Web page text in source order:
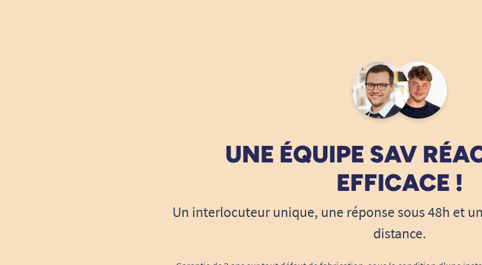
UNE ÉQUIPE SAV
EFFICACE !
Un interlocuteur unique, une réponse sous 48h et
distance.